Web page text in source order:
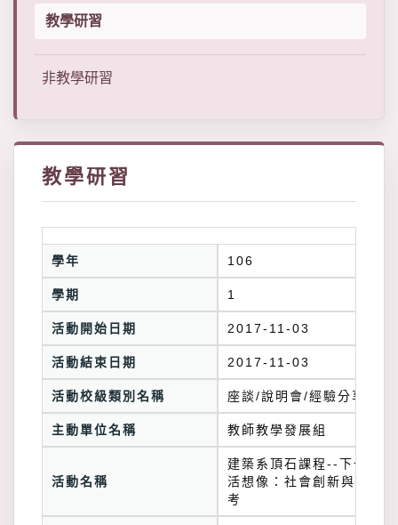
教學研習
非教學研習
教學研習
學年 106
學期 1
活動開始日期 2017-11-03
活動結束日期 2017-11-03
活動校級類別名稱 座談/說明會/經驗分享
主動單位名稱 教師教學發展組
活動名稱
建築系頂石課程--下一個生
活想像：社會創新與設計思
考